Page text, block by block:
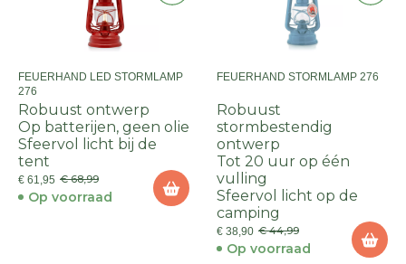
FEUERHAND LED STORMLAMP
276
Robuust ontwerp
Op batterijen, geen olie
Sfeervol licht bij de
tent
€ 61,95 € 68,99
Op voorraad
FEUERHAND STORMLAMP 276
Robuust
stormbestendig
ontwerp
Tot 20 uur op één
vulling
Sfeervol licht op de
camping
€ 38,90 € 44,99
Op voorraad